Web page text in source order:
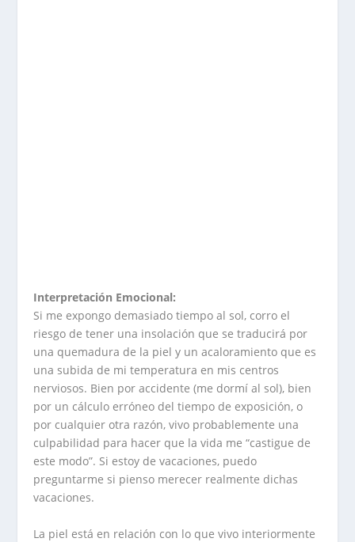
Interpretación Emocional:
Si me expongo demasiado tiempo al sol, corro el
riesgo de tener una insolación que se traducirá por
una quemadura de la piel y un acaloramiento que es
una subida de mi temperatura en mis centros
nerviosos. Bien por accidente (me dormí al sol), bien
por un cálculo erróneo del tiempo de exposición, o
por cualquier otra razón, vivo probablemente una
culpabilidad para hacer que la vida me “castigue de
este modo”. Si estoy de vacaciones, puedo
preguntarme si pienso merecer realmente dichas
vacaciones.
La piel está en relación con lo que vivo interiormente